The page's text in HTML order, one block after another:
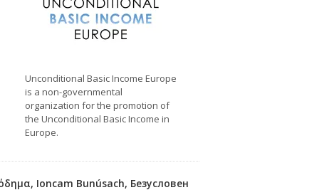
Unconditional Basic Income Europe
is a non-governmental
organization for the promotion of
the Unconditional Basic Income in
Europe.
Ioncam Bunúsach, Безусловен